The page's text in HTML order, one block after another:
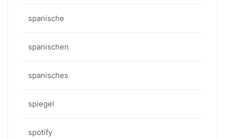
spanische
spanischen
spanisches
spiegel
spotify